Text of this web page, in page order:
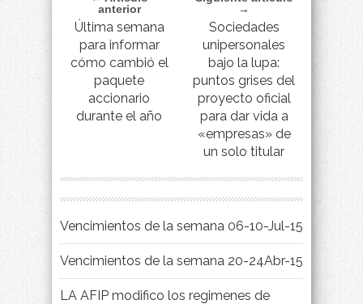
anterior
Última semana
para informar
cómo cambió el
paquete
accionario
durante el año
→
Sociedades
unipersonales
bajo la lupa:
puntos grises del
proyecto oficial
para dar vida a
«empresas» de
un solo titular
Vencimientos de la semana 06-10-Jul-15
Vencimientos de la semana 20-24Abr-15
LA AFIP modifico los regimenes de